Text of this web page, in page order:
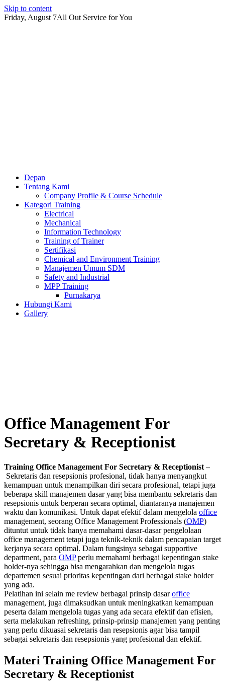
Skip to content
Friday, August 7All Out Service for You
Depan
Tentang Kami
Company Profile & Course Schedule
Kategori Training
Electrical
Mechanical
Information Technology
Training of Trainer
Sertifikasi
Chemical and Environment Training
Manajemen Umum SDM
Safety and Industrial
MPP Training
Purnakarya
Hubungi Kami
Gallery
Office Management For
Secretary & Receptionist
Training Office Management For Secretary & Receptionist –
Sekretaris dan resepsionis profesional, tidak hanya menyangkut
kemampuan untuk menampilkan diri secara profesional, tetapi juga
beberapa skill manajemen dasar yang bisa membantu sekretaris dan
resepsionis untuk berperan secara optimal, diantaranya manajemen
waktu dan komunikasi. Untuk dapat efektif dalam mengelola office
management, seorang Office Management Professionals (OMP)
dituntut untuk tidak hanya memahami dasar-dasar pengelolaan
office management tetapi juga teknik-teknik dalam pencapaian target
kerjanya secara optimal. Dalam fungsinya sebagai supportive
department, para OMPperlu memahami berbagai kepentingan stake
holder-nya sehingga bisa mengarahkan dan mengelola tugas
departemen sesuai prioritas kepentingan dari berbagai stake holder
yang ada.
Pelatihan ini selain me review berbagai prinsip dasaroffice
management, juga dimaksudkan untuk meningkatkan kemampuan
peserta dalam mengelola tugas yang ada secara efektif dan efisien,
serta melakukan refreshing, prinsip-prinsip manajemen yang penting
yang perlu dikuasai sekretaris dan resepsionis agar bisa tampil
sebagai sekretaris dan resepsionis yang profesional dan efektif.
Materi Training Office Management For
Secretary & Receptionist